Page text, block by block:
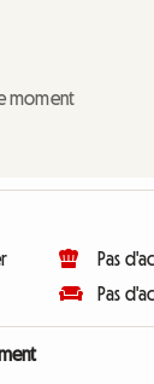
moment
Pas
Pas